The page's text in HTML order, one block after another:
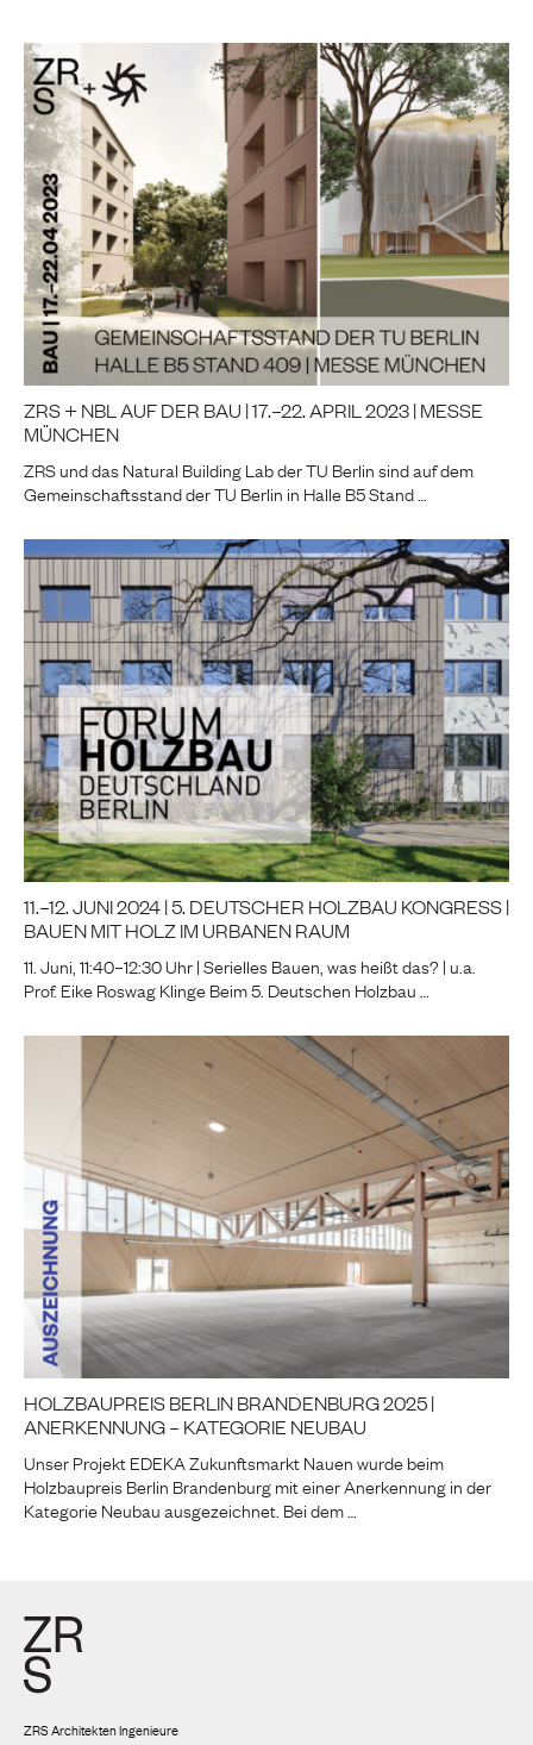
ZRS + NBL AUF DER BAU | 17.–22. APRIL 2023 | MESSE
MÜNCHEN
ZRS und das Natural Building Lab der TU Berlin sind auf dem
Gemeinschaftsstand der TU Berlin in Halle B5 Stand …
11.–12. JUNI 2024 | 5. DEUTSCHER HOLZBAU KONGRESS |
BAUEN MIT HOLZ IM URBANEN RAUM
11. Juni, 11:40–12:30 Uhr | Serielles Bauen, was heißt das? | u.a.
Prof. Eike Roswag Klinge Beim 5. Deutschen Holzbau …
HOLZBAUPREIS BERLIN BRANDENBURG 2025 |
ANERKENNUNG – KATEGORIE NEUBAU
Unser Projekt EDEKA Zukunftsmarkt Nauen wurde beim
Holzbaupreis Berlin Brandenburg mit einer Anerkennung in der
Kategorie Neubau ausgezeichnet. Bei dem …
ZRS Architekten Ingenieure